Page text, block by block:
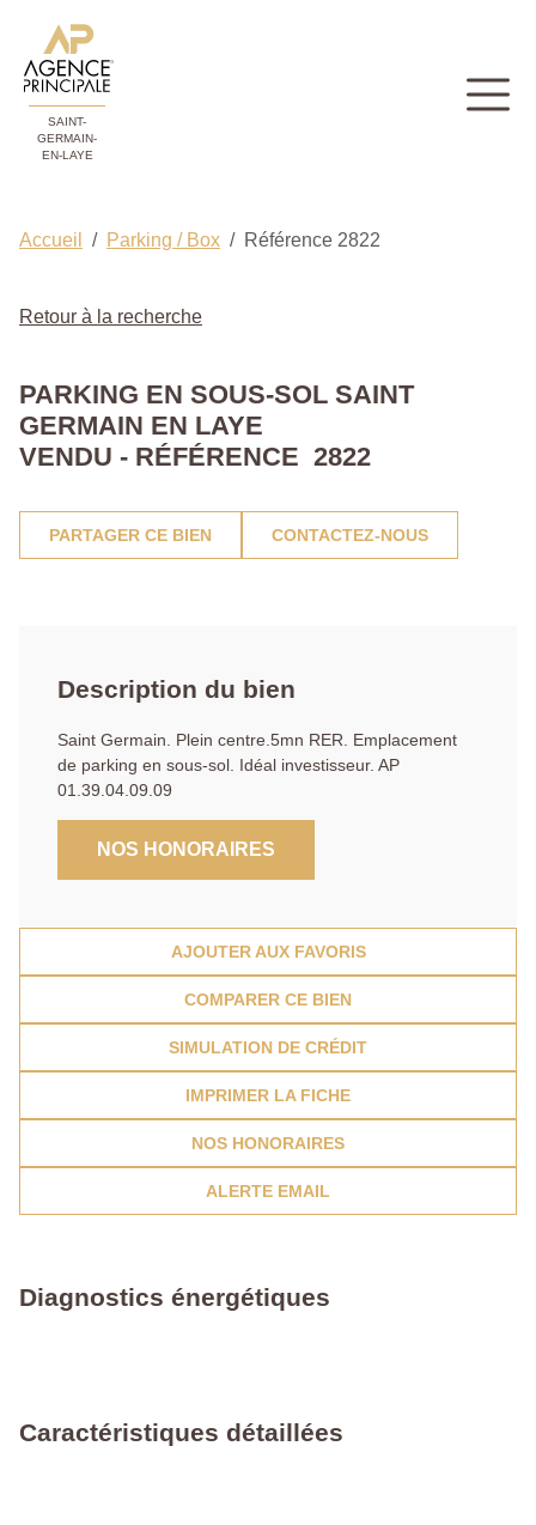
SAINT-
GERMAIN-
EN-LAYE
Accueil Parking / Box Référence 2822
Retour à la recherche
PARKING EN SOUS-SOL SAINT
GERMAIN EN LAYE
VENDU - RÉFÉRENCE 2822
PARTAGER CE BIEN CONTACTEZ-NOUS
Description du bien
Saint Germain. Plein centre.5mn RER. Emplacement
de parking en sous-sol. Idéal investisseur. AP
01.39.04.09.09
NOS HONORAIRES
AJOUTER AUX FAVORIS
COMPARER CE BIEN
SIMULATION DE CRÉDIT
IMPRIMER LA FICHE
NOS HONORAIRES
ALERTE EMAIL
Diagnostics énergétiques
Caractéristiques détaillées